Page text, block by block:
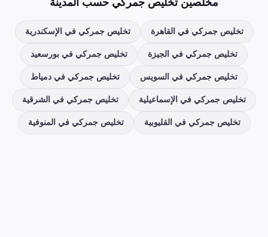
مخلصينتخليص جمركي حسب المدينة
تخليص جمركي في القاهرة تخليص جمركي في الإسكندرية
تخليص جمركي في الجيزة تخليص جمركي في بورسعيد
تخليص جمركي في السويس تخليص جمركي في دمياط
تخليص جمركي في الإسماعيلية تخليص جمركي في الشرقية
تخليص جمركي في القليوبية تخليص جمركي في المنوفية